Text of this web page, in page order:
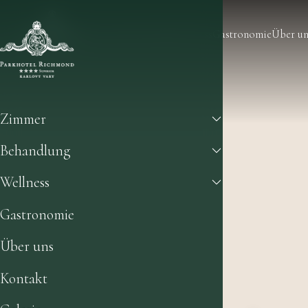
GastronomieÜber
Zimmer
Behandlung
Wellness
Gastronomie
Über uns
Kontakt